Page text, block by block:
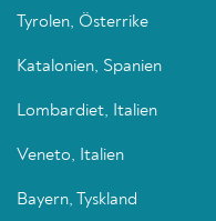
Tyrolen, Österrike
Katalonien, Spanien
Lombardiet, Italien
Veneto, Italien
Bayern, Tyskland